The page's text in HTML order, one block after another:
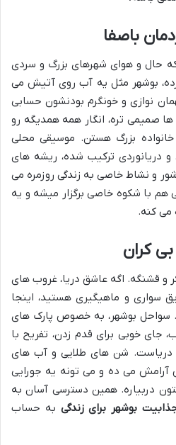
باصفا
حال و هوای شهرهای بزرگ و سردی
بوشهر مثل یه آب روی آتیش می
نوازی و خونگرم بودنشون حسابی
صمیمی تره، انگار همه همدیگه رو
بزرگ هستن. موسیقی محلی
و دریانوردی ترکیب شده، ریشه های
و نشاط خاصی به زندگی روزمره می
با شکوه خاصی برگزار میشه و یه
می کنه.
کران
و قشنگه. اگه عاشق دریا، غروب های
سواری و ماهیگیری هستید، اینجا
بوشهر، به خصوص پارک های
جای خوبی برای قدم زدن، تفریح با
دریاست. شن های طلایی و آب های
می ده و می تونه یه جورایی
دربیاره. همین دسترسی آسان به
بوشهر برای زندگی به حساب